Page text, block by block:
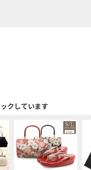
クしています